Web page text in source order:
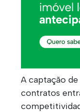
A captação
contratos